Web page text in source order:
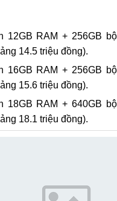
12GB RAM + 256GB
14.5 triệu đồng).
16GB RAM + 256GB
15.6 triệu đồng).
18GB RAM + 640GB
18.1 triệu đồng).